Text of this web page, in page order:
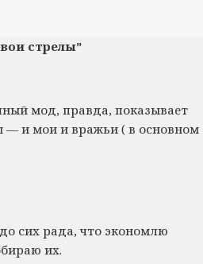
стрелы”
мод, правда, показывает
— и мои и вражьи ( в основном
сих рада, что экономлю
их.